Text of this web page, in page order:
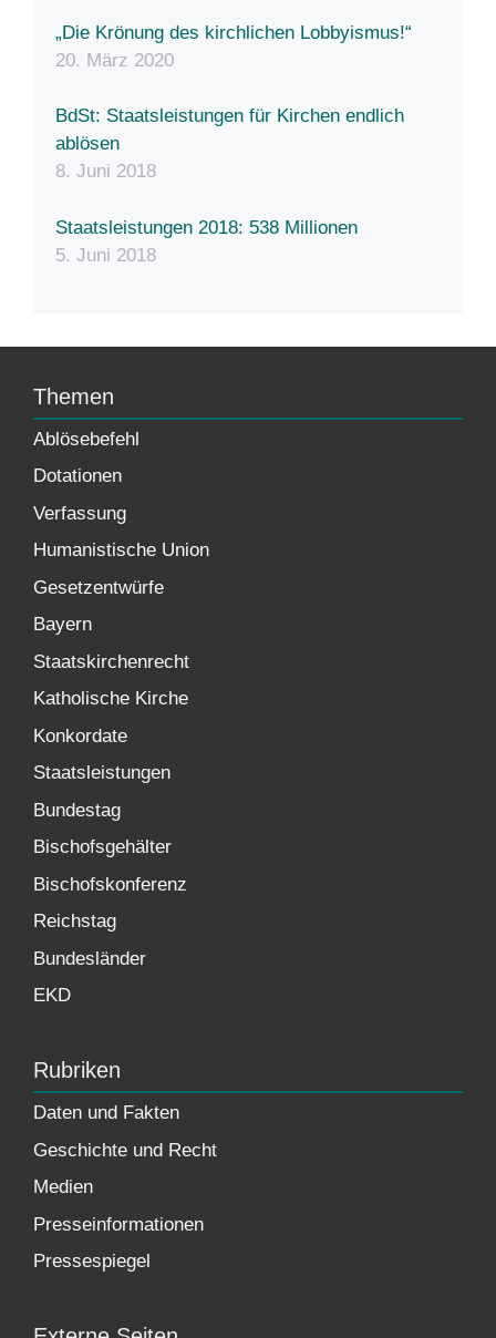
„Die Krönung des kirchlichen Lobbyismus!“
20. März 2020
BdSt: Staatsleistungen für Kirchen endlich
ablösen
8. Juni 2018
Staatsleistungen 2018: 538 Millionen
5. Juni 2018
Themen
Ablösebefehl
Dotationen
Verfassung
Humanistische Union
Gesetzentwürfe
Bayern
Staatskirchenrecht
Katholische Kirche
Konkordate
Staatsleistungen
Bundestag
Bischofsgehälter
Bischofskonferenz
Reichstag
Bundesländer
EKD
Rubriken
Daten und Fakten
Geschichte und Recht
Medien
Presseinformationen
Pressespiegel